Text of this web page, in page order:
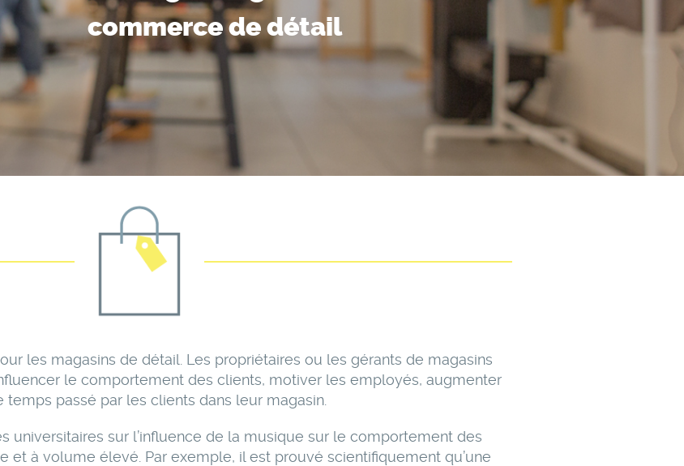
commerce de détail
les magasins de détail. Les propriétaires ou les gérants de magasins
le comportement des clients, motiver les employés, augmenter
passé par les clients dans leur magasin.
universitaires sur l’influence de la musique sur le comportement des
et à volume élevé. Par exemple, il est prouvé scientifiquement qu’une